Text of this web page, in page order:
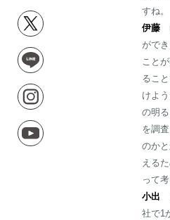
すね。
伊藤
がで
こと
るこ
けよ
の明
を調
のか
える
って
小出
社で1